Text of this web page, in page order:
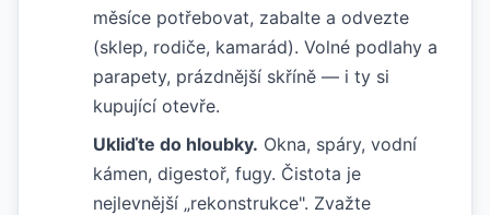
měsíce potřebovat, zabalte a odvezte
(sklep, rodiče, kamarád). Volné podlahy a
parapety, prázdnější skříně — i ty si
kupující otevře.
Ukliďte do hloubky. Okna, spáry, vodní
kámen, digestoř, fugy. Čistota je
nejlevnější „rekonstrukce". Zvažte